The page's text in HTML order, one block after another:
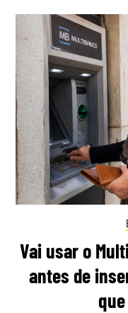
Vai usar o
antes de